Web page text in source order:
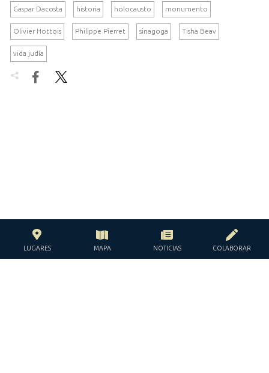
Gaspar Dacosta historia holocausto monumento
Olivier Hottois Philippe Pierret sinagoga Tisha Beav
vida judía
 
LUGARES MAPA NOTICIAS COLABORAR